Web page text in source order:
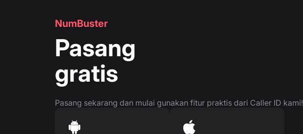
NumBuster
Pasang
gratis
Pasang sekarang dan mulai gunakan fitur praktis dari Caller ID kami!